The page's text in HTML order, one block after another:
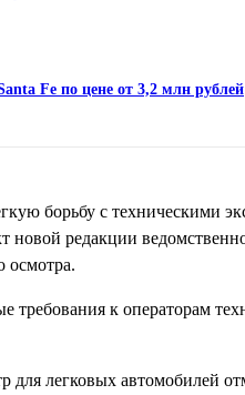
Fe по цене от 3,2 млн рублей
борьбу с техническими
новой редакции
осмотра.
требования к операторам
для легковых автомобилей